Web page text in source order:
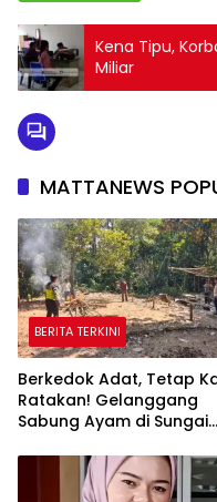
Kena Tipu,
Miliar
MATTANEWS
BERITA TERKINI
Berkedok Adat, Tetap
Ratakan! Gelanggang
Sabung Ayam di Sungai
Hilir